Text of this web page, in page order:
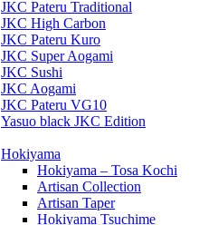
JKC Pateru Traditional
JKC High Carbon
JKC Pateru Kuro
JKC Super Aogami
JKC Sushi
JKC Aogami
JKC Pateru VG10
Yasuo black JKC Edition
Hokiyama
Hokiyama – Tosa Kochi
Artisan Collection
Artisan Taper
Hokiyama Tsuchime